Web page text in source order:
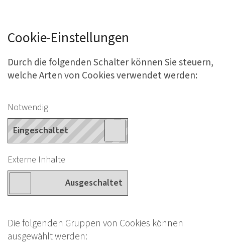
Cookie-Einstellungen
Durch die folgenden Schalter können Sie steuern,
welche Arten von Cookies verwendet werden:
Notwendig
Externe Inhalte
Die folgenden Gruppen von Cookies können
ausgewählt werden: